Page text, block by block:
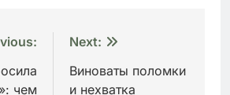
чем
Next:
Виноваты поломки
и нехватка